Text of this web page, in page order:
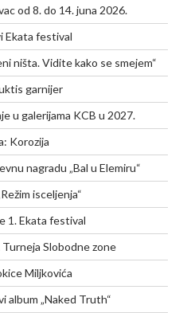
od 8. do 14. juna 2026.
Ekata festival
ništa. Vidite kako se smejem“
garnijer
u galerijama KCB u 2027.
Korozija
nagradu „Bal u Elemiru“
isceljenja“
1. Ekata festival
Slobodne zone
Miljkovića
album „Naked Truth“